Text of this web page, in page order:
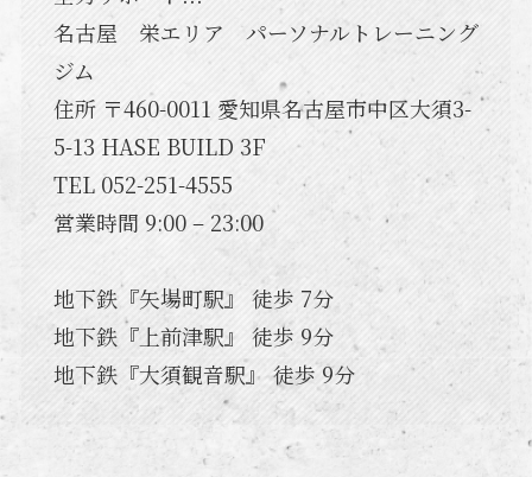
名古屋 栄エリア パーソナルトレーニング
ジム
住所 〒460-0011 愛知県名古屋市中区大須3-
5-13 HASE BUILD 3F
TEL 052-251-4555
営業時間 9:00 – 23:00
地下鉄『矢場町駅』 徒歩 7分
地下鉄『上前津駅』 徒歩 9分
地下鉄『大須観音駅』 徒歩 9分